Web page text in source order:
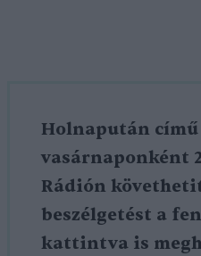
Holnapután
vasárnaponként
Rádión
beszélgetést a
kattintva is